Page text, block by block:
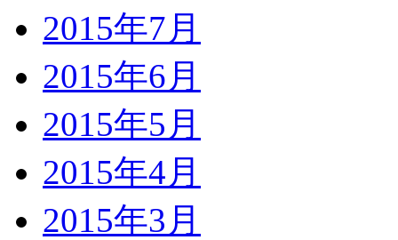
2015年7月
2015年6月
2015年5月
2015年4月
2015年3月